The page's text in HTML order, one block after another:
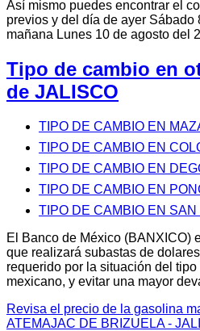
Así mismo puedes encontrar el
previos y del día de ayer Sábado
mañana Lunes 10 de agosto del
Tipo de cambio en
de JALISCO
TIPO DE CAMBIO EN
TIPO DE CAMBIO EN
TIPO DE CAMBIO EN
TIPO DE CAMBIO EN
TIPO DE CAMBIO EN
El Banco de México (BANXICO)
que realizará subastas de
requerido por la situación del
mexicano, y evitar una mayor
Revisa el precio de la gasolina
ATEMAJAC DE BRIZUELA -